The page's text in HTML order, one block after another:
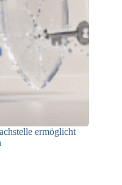
ermöglicht